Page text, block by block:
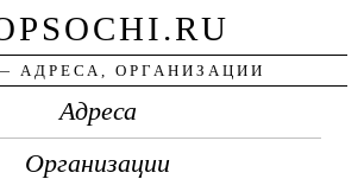
АДРЕСА, ОРГАНИЗАЦИИ
Адреса
Организации